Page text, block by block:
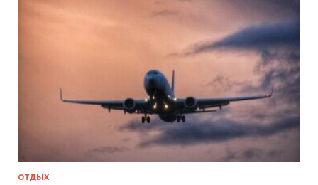
ОТДЫХ